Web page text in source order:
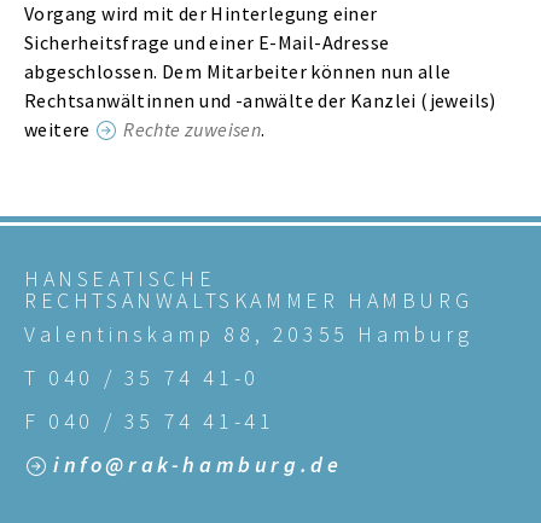
Vorgang wird mit der Hinterlegung einer
Sicherheitsfrage und einer E-Mail-Adresse
abgeschlossen. Dem Mitarbeiter können nun alle
Rechtsanwältinnen und -anwälte der Kanzlei (jeweils)
weitere
Rechte zuweisen.
HANSEATISCHE
RECHTSANWALTSKAMMER HAMBURG
Valentinskamp 88, 20355 Hamburg
T 040 / 35 74 41-0
F 040 / 35 74 41-41
info@rak-hamburg.de